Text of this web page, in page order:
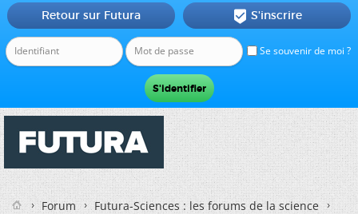
Se souvenir de moi ?
Retour sur Futura  S'inscrire
Forum
Futura-Sciences : les forums de la science